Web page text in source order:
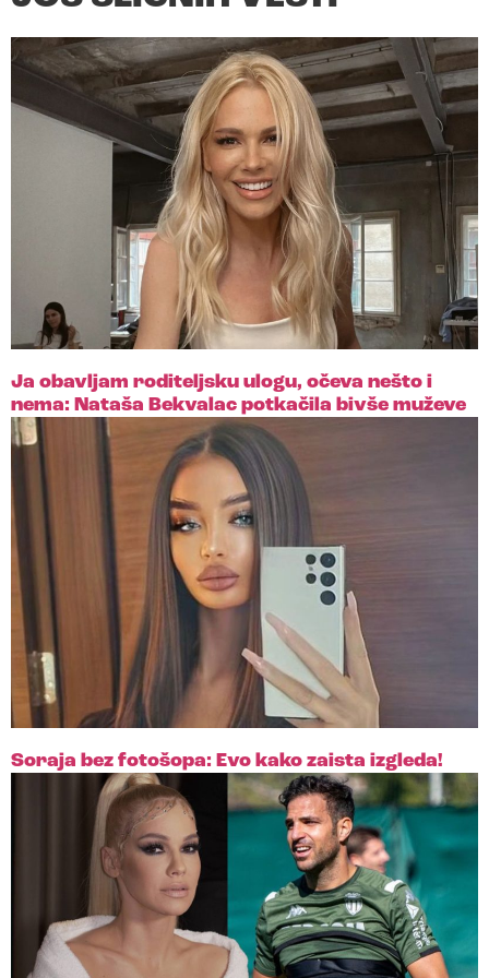
Ja obavljam roditeljsku ulogu, očeva nešto i
nema: Nataša Bekvalac potkačila bivše muževe
Soraja bez fotošopa: Evo kako zaista izgleda!